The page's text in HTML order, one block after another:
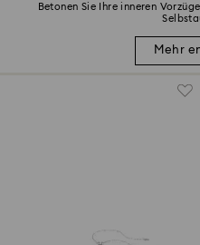
Betonen Sie Ihre inneren
Mehr